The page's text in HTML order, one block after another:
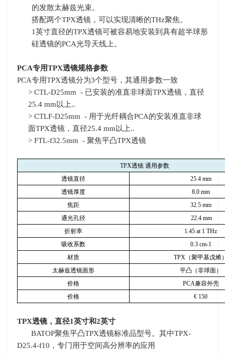
的发散太赫兹光束。
搭配两个TPX透镜，可以实现清晰的THz聚焦。
1英寸直径的TPX透镜可被容易地安装到具有超半球形
硅透镜的PCA光导天线上。
PCA专用TPX透镜规格参数
PCA专用TPX透镜分为3个型号，其通用参数一致
> CTL-D25mm - 已安装的准直非球面TPX透镜，直径
25.4 mm以上..
> CTLF-D25mm - 用于光纤耦合PCA的安装准直非球
面TPX透镜，直径25.4 mm以上..
> FTL-f32.5mm - 聚焦平凸TPX透镜
TPX透镜 通用参数
透镜直径
25.4 mm
透镜厚度
8.0 mm
焦距
32.5 mm
通光孔径
22.4 mm
折射率
1.45 at 1 THz
吸收系数
0.3 cm-1
材质
TPX （聚甲基戊烯
太赫兹透镜面形
平凸（非球面）
价格
PCA兼容外壳
价格
€ 150
TPX透镜，直径1英寸和2英寸
BATOP聚焦平凸TPX透镜标准品型号。其中TPX-
D25.4-f10 ，专门用于空间高分辨率的应用